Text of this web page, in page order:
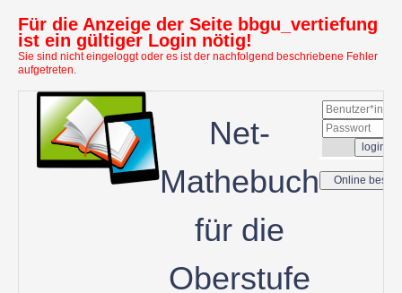
Für die Anzeige der Seite bbgu_vertiefung
ist ein gültiger Login nötig!
Sie sind nicht eingeloggt oder es ist der nachfolgend beschriebene Fehler
aufgetreten.
Net-
Mathebuch
für die
Oberstufe